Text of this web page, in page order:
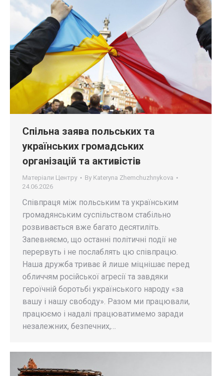
Спільна заява польських та
українських громадських
організацій та активістів
Матеріали Центру By Kateryna Zhemchuzhnykova
24.06.2026
Співпраця між польським та українським
громадянським суспільством стабільно
розвивається вже багато десятиліть.
Запевняємо, що останні політичні події не
перервуть і не послаблять цю співпрацю.
Наша дружба триває й лише міцнішає перед
обличчям російської агресії та завдяки
героїчній боротьбі українського народу «за
вашу і нашу свободу». Разом ми працювали,
працюємо і надалі працюватимемо заради
незалежних, безпечних,…